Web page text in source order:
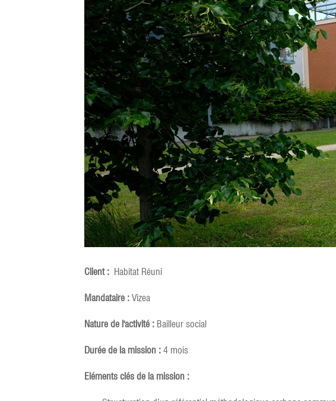
Client : Habitat Réuni
Mandataire : Vizea
Nature de l'activité : Bailleur social
Durée de la mission : 4 mois
Eléments clés de la mission :